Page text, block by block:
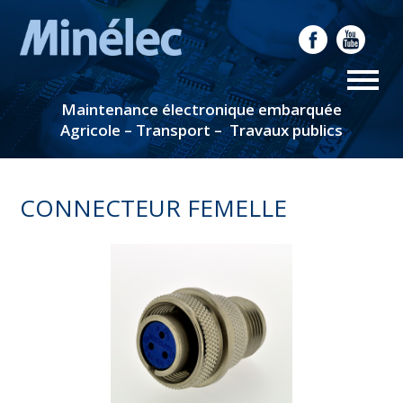
Maintenance électronique embarquée
Agricole – Transport – Travaux publics
CONNECTEUR FEMELLE